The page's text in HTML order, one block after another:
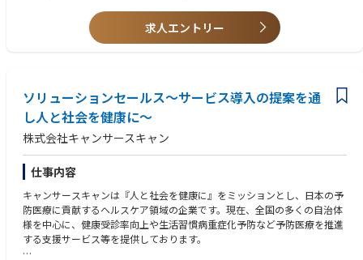
・医療計画・再編計画などのストーリー設計と文書化
・住民説明や議会説明に向けた検討資料の作成支援
・社内外の専門家との連携・チームマネジメント（経験に応じて）
・行政文書（説明資料・答弁書・公表資料等）の作成経験がある方
・医療経営士の資格取得
求人エントリー
ソリューションセールス～サービス導入の提案を通
し人と社会を健康に～
株式会社キャンサースキャン
仕事内容
キャンサースキャンは『人と社会を健康に』をミッションとし、日本の予
防医療に貢献するヘルスケア領域の企業です。現在、全国の多くの自治体
様を中心に、健康受診率向上や生活習慣病重症化予防など予防医療を推進
する支援サービス等を提供しております。